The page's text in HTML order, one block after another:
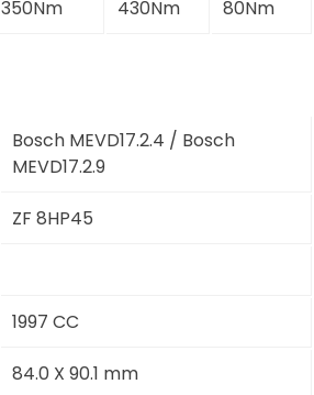
350Nm 430Nm 80Nm
Bosch MEVD17.2.4 / Bosch
MEVD17.2.9
ZF 8HP45
1997 CC
84.0 X 90.1 mm